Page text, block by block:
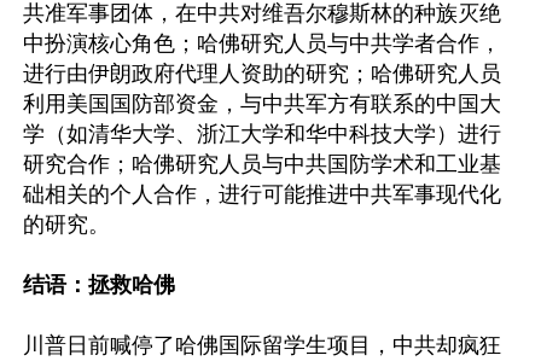
共准军事团体，在中共对维吾尔穆斯林的种族灭绝
中扮演核心角色；哈佛研究人员与中共学者合作，
进行由伊朗政府代理人资助的研究；哈佛研究人员
利用美国国防部资金，与中共军方有联系的中国大
学（如清华大学、浙江大学和华中科技大学）进行
研究合作；哈佛研究人员与中共国防学术和工业基
础相关的个人合作，进行可能推进中共军事现代化
的研究。
结语：拯救哈佛
川普日前喊停了哈佛国际留学生项目，中共却疯狂